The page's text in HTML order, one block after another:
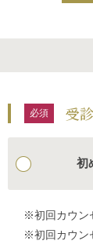
受
初
※初回カウン
※初回カウン